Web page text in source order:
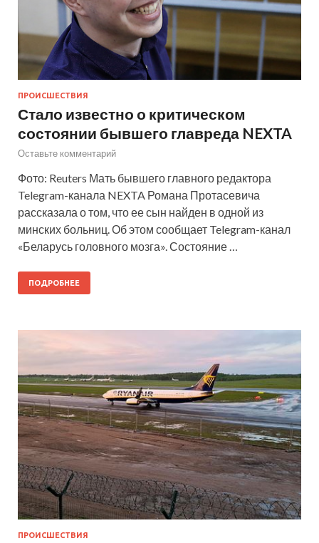
ПРОИСШЕСТВИЯ
Стало известно о критическом
состоянии бывшего главреда NEXTA
Оставьте комментарий
Фото: Reuters Мать бывшего главного редактора
Telegram-канала NEXTA Романа Протасевича
рассказала о том, что ее сын найден в одной из
минских больниц. Об этом сообщает Telegram-канал
«Беларусь головного мозга». Состояние …
ПОДРОБНЕЕ
ПРОИСШЕСТВИЯ